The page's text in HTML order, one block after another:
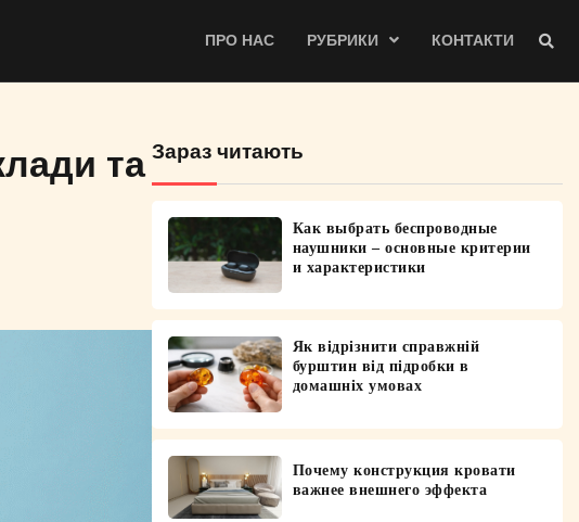
ПРО НАС РУБРИКИ КОНТАКТИ
та Зараз читають
Как выбрать беспроводные
наушники – основные критерии
и характеристики
Як відрізнити справжній
бурштин від підробки в
домашніх умовах
Почему конструкция кровати
важнее внешнего эффекта